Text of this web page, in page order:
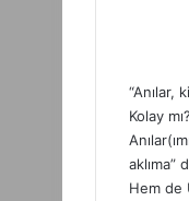
“Anılar,
Kolay mı?
aklıma”
Hem de